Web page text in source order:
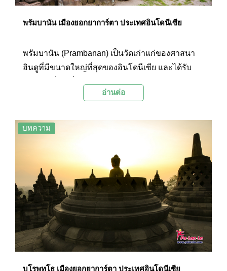
พรัมบานัน เมืองยอกยาการ์ตา ประเทศอินโดนีเซีย
พรัมบานัน (Prambanan) เป็นวัดเก่าแก่ของศาสนา
ฮินดูที่มีขนาดใหญ่ที่สุดของอินโดนีเซีย และได้รับ
เมื่อปี ค.ศ. 1991 แต่ละส่วนประกอบล้วนสอดแทรก
(Central Java) ปัจจุบัน วัดแห่งนี้ตั้งอยู่ที่เมืองยอกยา
อ่านต่อ
บทความ
บุโรพุทโธ เมืองยอกยาการ์ตา ประเทศอินโดนีเซีย